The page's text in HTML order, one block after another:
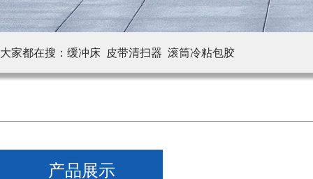
大家都在搜： 缓冲床 皮带清扫器 滚筒冷粘包胶
产品展示